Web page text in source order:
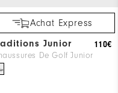
Achat Express
Junior
De Golf Junior
110€